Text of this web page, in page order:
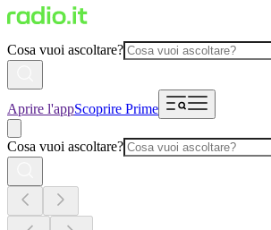
Cosa vuoi ascoltare?
Aprire l'appScoprire Prime
Cosa vuoi ascoltare?